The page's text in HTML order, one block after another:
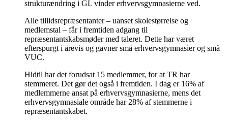
strukturændring i GL vinder erhvervsgymnasierne ved.
Alle tillidsrepræsentanter – uanset skolestørrelse og
medlemstal – får i fremtiden adgang til
repræsentantskabsmøder med taleret. Dette har været
efterspurgt i årevis og gavner små erhvervsgymnasier og små
VUC.
Hidtil har det forudsat 15 medlemmer, for at TR har
stemmeret. Det gør det også i fremtiden. I dag er 16% af
medlemmerne ansat på erhvervsgymnasierne, mens det
erhvervsgymnasiale område har 28% af stemmerne i
repræsentantskabet.